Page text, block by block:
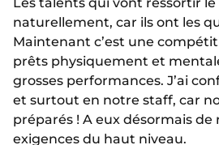
naturellement, car ils ont les
Maintenant c’est une
prêts physiquement et
grosses performances. J’ai
et surtout en notre staff, car
préparés ! A eux désormais
exigences du haut niveau.